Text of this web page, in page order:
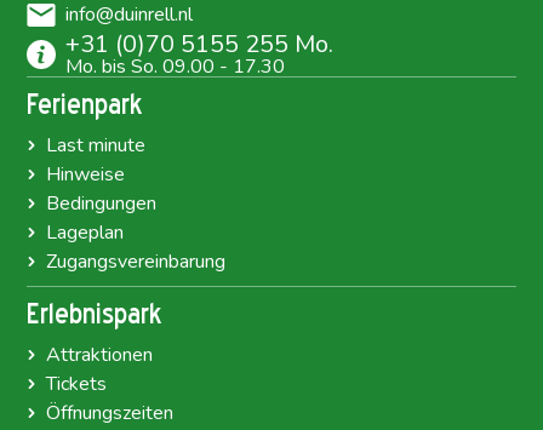
info@duinrell.nl
+31 (0)70 5155 255 Mo.
Mo. bis So. 09.00 - 17.30
Ferienpark
Last minute
Hinweise
Bedingungen
Lageplan
Zugangsvereinbarung
Erlebnispark
Attraktionen
Tickets
Öffnungszeiten